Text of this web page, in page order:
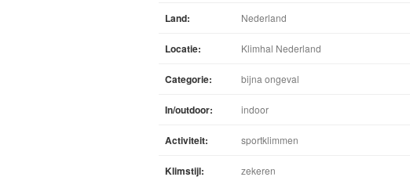
Land: Nederland
Locatie: Klimhal Nederland
Categorie: bijna ongeval
In/outdoor: indoor
Activiteit: sportklimmen
Klimstijl: zekeren